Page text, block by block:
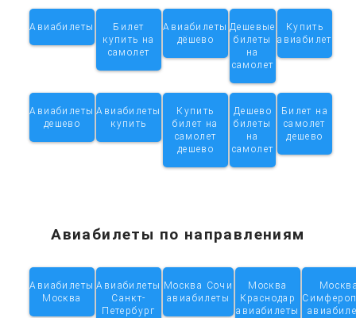
Авиабилеты
Билет
купить на
самолет
Авиабилеты
дёшево
Дешевые
билеты
на
самолет
Купить
авиабилет
Авиабилеты
дешево
Авиабилеты
купить
Купить
билет на
самолет
дешево
Дешево
билеты
на
самолет
Билет на
самолет
дешево
Авиабилеты по направлениям
Авиабилеты
Москва
Авиабилеты
Санкт-
Петербург
Москва Сочи
авиабилеты
Москва
Краснодар
авиабилеты